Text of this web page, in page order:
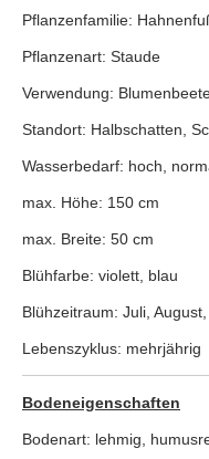
Pflanzenfamilie:
Pflanzenart: Staude
Verwendung:
Standort: Halbschatten,
Wasserbedarf: hoch,
max. Höhe: 150 cm
max. Breite: 50 cm
Blühfarbe: violett, blau
Blühzeitraum: Juli,
Lebenszyklus: mehrjährig
Bodeneigenschaften
Bodenart: lehmig,